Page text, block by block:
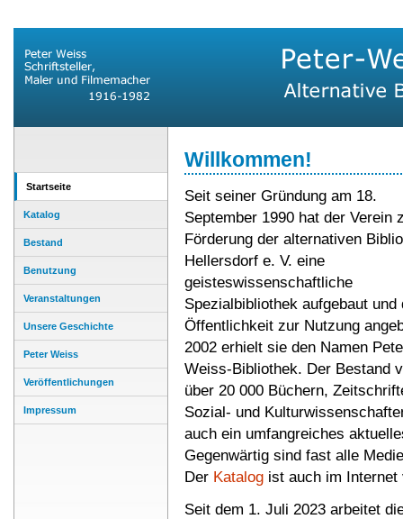
Startseite
Katalog
Bestand
Benutzung
Veranstaltungen
Unsere Geschichte
Peter Weiss
Veröffentlichungen
Impressum
Willkommen!
Seit seiner Gründung am 18.
September 1990 hat der Verein
Förderung der alternativen
Hellersdorf e. V. eine
geisteswissenschaftliche
Spezialbibliothek aufgebaut und
Öffentlichkeit zur Nutzung
2002 erhielt sie den Namen
Weiss-Bibliothek. Der Bestand
über 20 000 Büchern,
Sozial- und
auch ein umfangreiches
Gegenwärtig sind fast alle
Der Katalog ist auch im Internet
Seit dem 1. Juli 2023 arbeitet